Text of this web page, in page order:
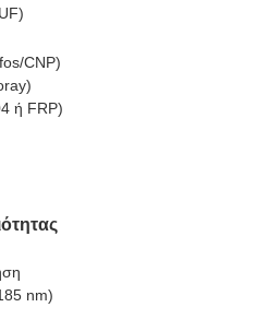
CNP)
ή FRP)
nm)